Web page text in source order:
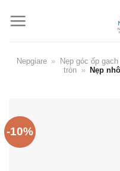
Nepgiare » Nẹp góc ốp gạch
tròn
» Nẹp
-10%